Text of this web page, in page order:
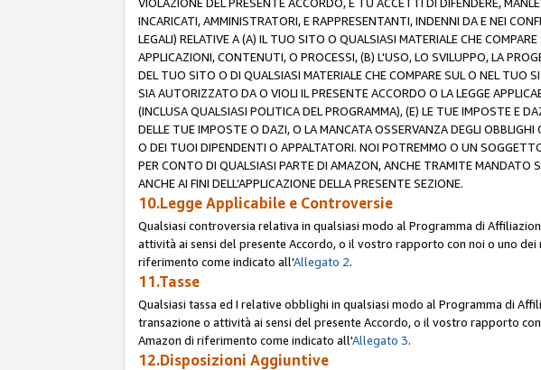
INCARICATI, AMMINISTRATORI, E RAPPRESENTANTI, INDENNI DA E NEI
LEGALI) RELATIVE A (A) IL TUO SITO O QUALSIASI MATERIALE CHE
APPLICAZIONI, CONTENUTI, O PROCESSI, (B) L'USO, LO SVILUPPO, LA
DEL TUO SITO O DI QUALSIASI MATERIALE CHE COMPARE SUL O NEL TUO
SIA AUTORIZZATO DA O VIOLI IL PRESENTE ACCORDO O LA LEGGE
(INCLUSA QUALSIASI POLITICA DEL PROGRAMMA), (E) LE TUE IMPOSTE E
DELLE TUE IMPOSTE O DAZI, O LA MANCATA OSSERVANZA DEGLI
O DEI TUOI DIPENDENTI O APPALTATORI. NOI POTREMMO O UN
PER CONTO DI QUALSIASI PARTE DI AMAZON, ANCHE TRAMITE MANDATO
ANCHE AI FINI DELL’APPLICAZIONE DELLA PRESENTE SEZIONE.
10.Legge Applicabile e Controversie
Qualsiasi controversia relativa in qualsiasi modo al Programma di
attività ai sensi del presente Accordo, o il vostro rapporto con noi o uno
riferimento come indicato all'Allegato 2.
11.Tasse
Qualsiasi tassa ed I relative obblighi in qualsiasi modo al Programma di
transazione o attività ai sensi del presente Accordo, o il vostro rapporto
Amazon di riferimento come indicato all'Allegato 3.
12.Disposizioni Aggiuntive